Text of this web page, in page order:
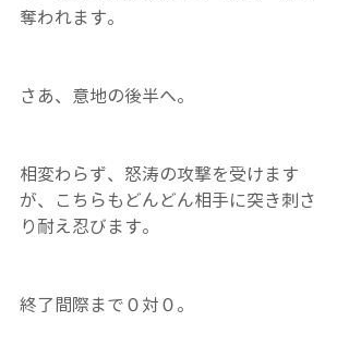
奪われます。
さあ、意地の後半へ。
相変わらず、怒涛の攻撃を受けます
が、こちらもどんどん相手に突き刺さ
り耐え忍びます。
終了間際まで０対０。